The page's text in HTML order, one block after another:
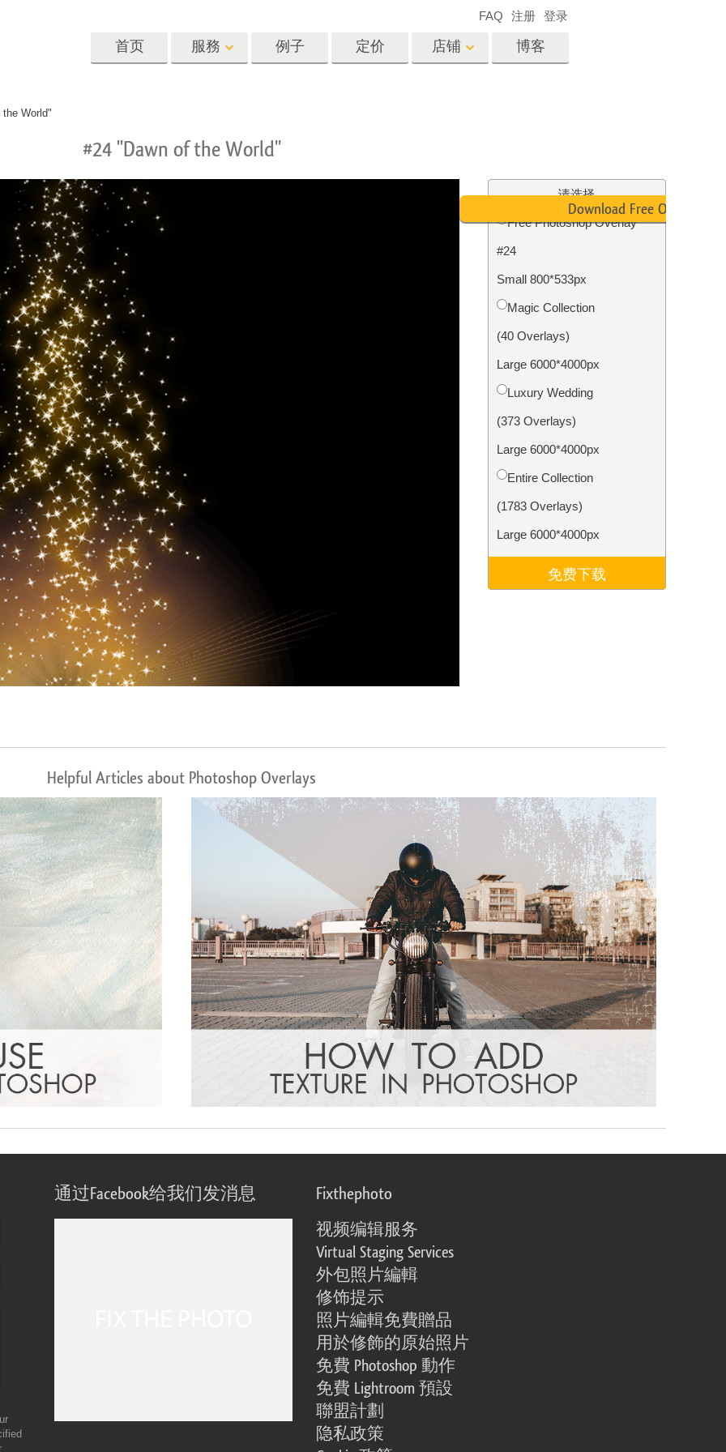
首页 服務
片编辑服务 人工智能生成的服装模型 照片修复服务
修图服务 珠宝修饰服务
例子 定价 店铺
预设
Photoshop 动作
Photoshop 疊加
Photoshop 紋理
Ps 动作 整个合集
Ps覆盖整个收藏
模板
博客
FAQ 注册 登录
World"
#24 "Dawn of the World"
请选择
Free Photoshop Overlay
#24
Small 800*533px
Magic Collection
(40 Overlays)
Large 6000*4000px
Luxury Wedding
(373 Overlays)
Large 6000*4000px
Entire Collection
(1783 Overlays)
Large 6000*4000px
免费下载
Download Free Overlay
Helpful Articles about Photoshop Overlays
通过Facebook给我们发消息 Fixthephoto
视频编辑服务
Virtual Staging Services
外包照片編輯
修饰提示
照片編輯免費贈品
用於修飾的原始照片
免費 Photoshop 動作
免費 Lightroom 預設
聯盟計劃
隐私政策